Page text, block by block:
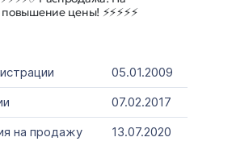
цены! ⚡⚡⚡⚡⚡
05.01.2009
07.02.2017
на продажу
13.07.2020